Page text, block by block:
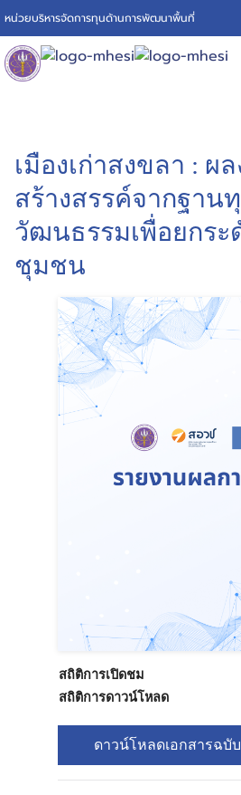
หน่วยบริหารจัดการทุนด้านการพัฒนาพื้นที่
เมืองเก่าสงขลา : ผ
สร้างสรรค์จากฐาน
วัฒนธรรมเพื่อยกระ
ชุมชน
สถิติการเปิดชม
สถิติการดาวน์โหลด
ดาวน์โหลดเอกสารฉบับ